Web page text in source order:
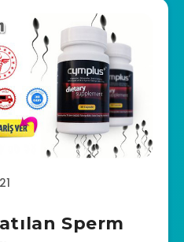
21
Sperm